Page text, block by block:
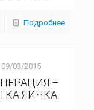
Подробнее
09/03/2015
–
ЯИЧКА